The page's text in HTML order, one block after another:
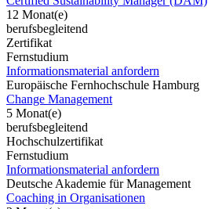
12 Monat(e)
berufsbegleitend
Zertifikat
Fernstudium
Informationsmaterial anfordern
Europäische Fernhochschule Hamburg
Change Management
5 Monat(e)
berufsbegleitend
Hochschulzertifikat
Fernstudium
Informationsmaterial anfordern
Deutsche Akademie für Management
Coaching in Organisationen